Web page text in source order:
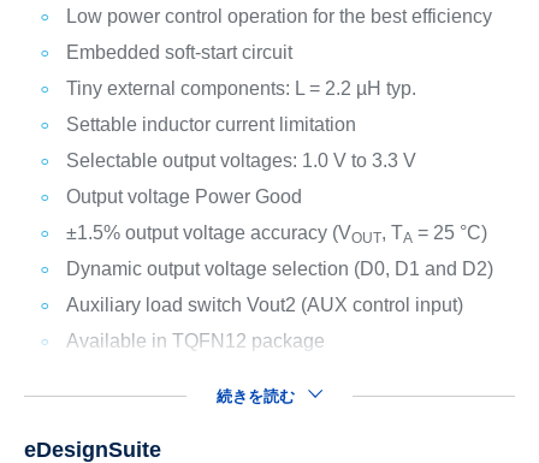
Low power control operation for the best efficiency
Embedded soft-start circuit
Tiny external components: L = 2.2 µH typ.
Settable inductor current limitation
Selectable output voltages: 1.0 V to 3.3 V
Output voltage Power Good
±1.5% output voltage accuracy (VOUT, TA = 25 °C)
Dynamic output voltage selection (D0, D1 and D2)
Auxiliary load switch Vout2 (AUX control input)
Available in TQFN12 package
続きを読む
eDesignSuite